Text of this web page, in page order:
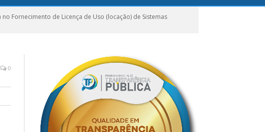
no Fornecimento de Licença de Uso (locação) de Sistemas
0